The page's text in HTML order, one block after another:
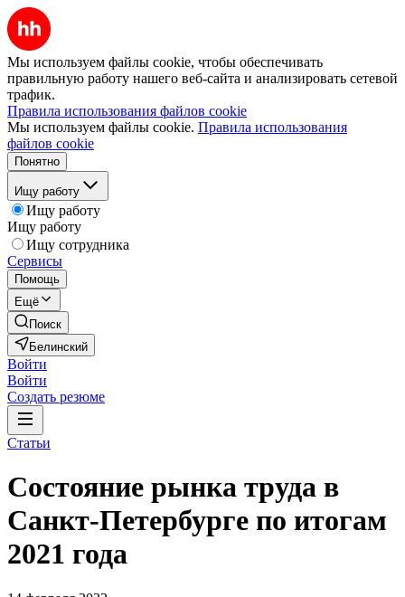
Мы используем файлы cookie, чтобы обеспечивать
правильную работу нашего веб-сайта и анализировать сетевой
трафик.
Правила использования файлов cookie
Мы используем файлы cookie. Правила использования
файлов cookie
Понятно
Ищу работу
Ищу работу
Ищу работу
Ищу сотрудника
Сервисы
Помощь
Ещё
Поиск
Белинский
Войти
Войти
Создать резюме
Статьи
Состояние рынка труда в
Санкт-Петербурге по итогам
2021 года